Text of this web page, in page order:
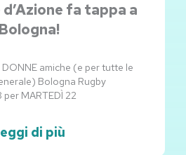
fa tappa a
Bologna!
amiche (e per tutte le
Bologna Rugby
per MARTEDÌ 22
di più